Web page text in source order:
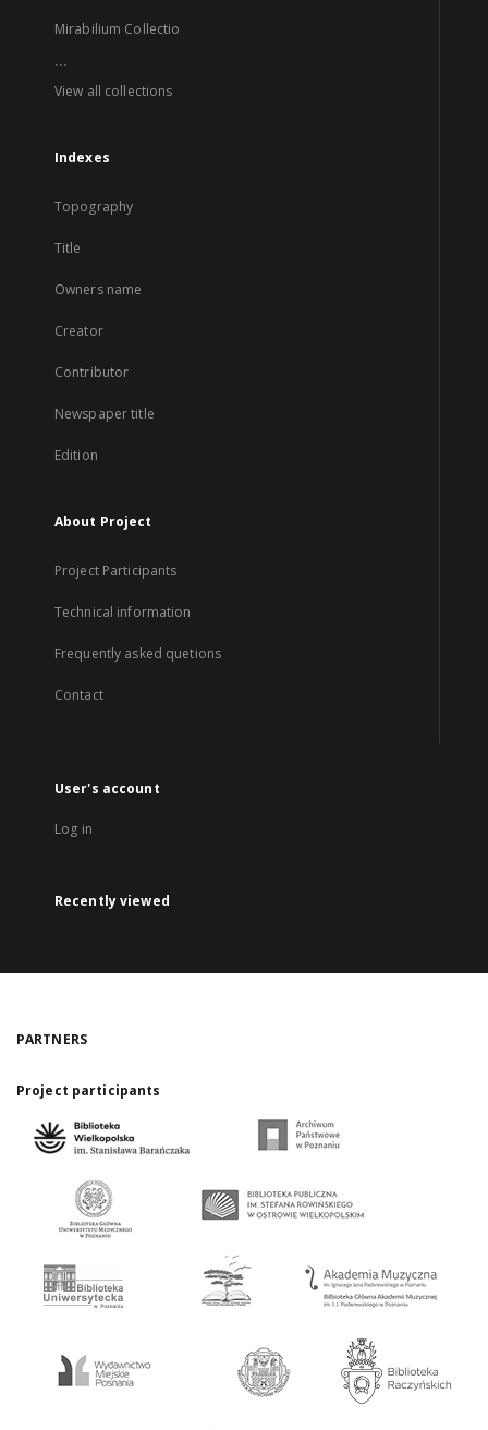
Mirabilium Collectio
...
View all collections
Indexes
Topography
Title
Owners name
Creator
Contributor
Newspaper title
Edition
About Project
Project Participants
Technical information
Frequently asked quetions
Contact
User's account
Log in
Recently viewed
PARTNERS
Project participants